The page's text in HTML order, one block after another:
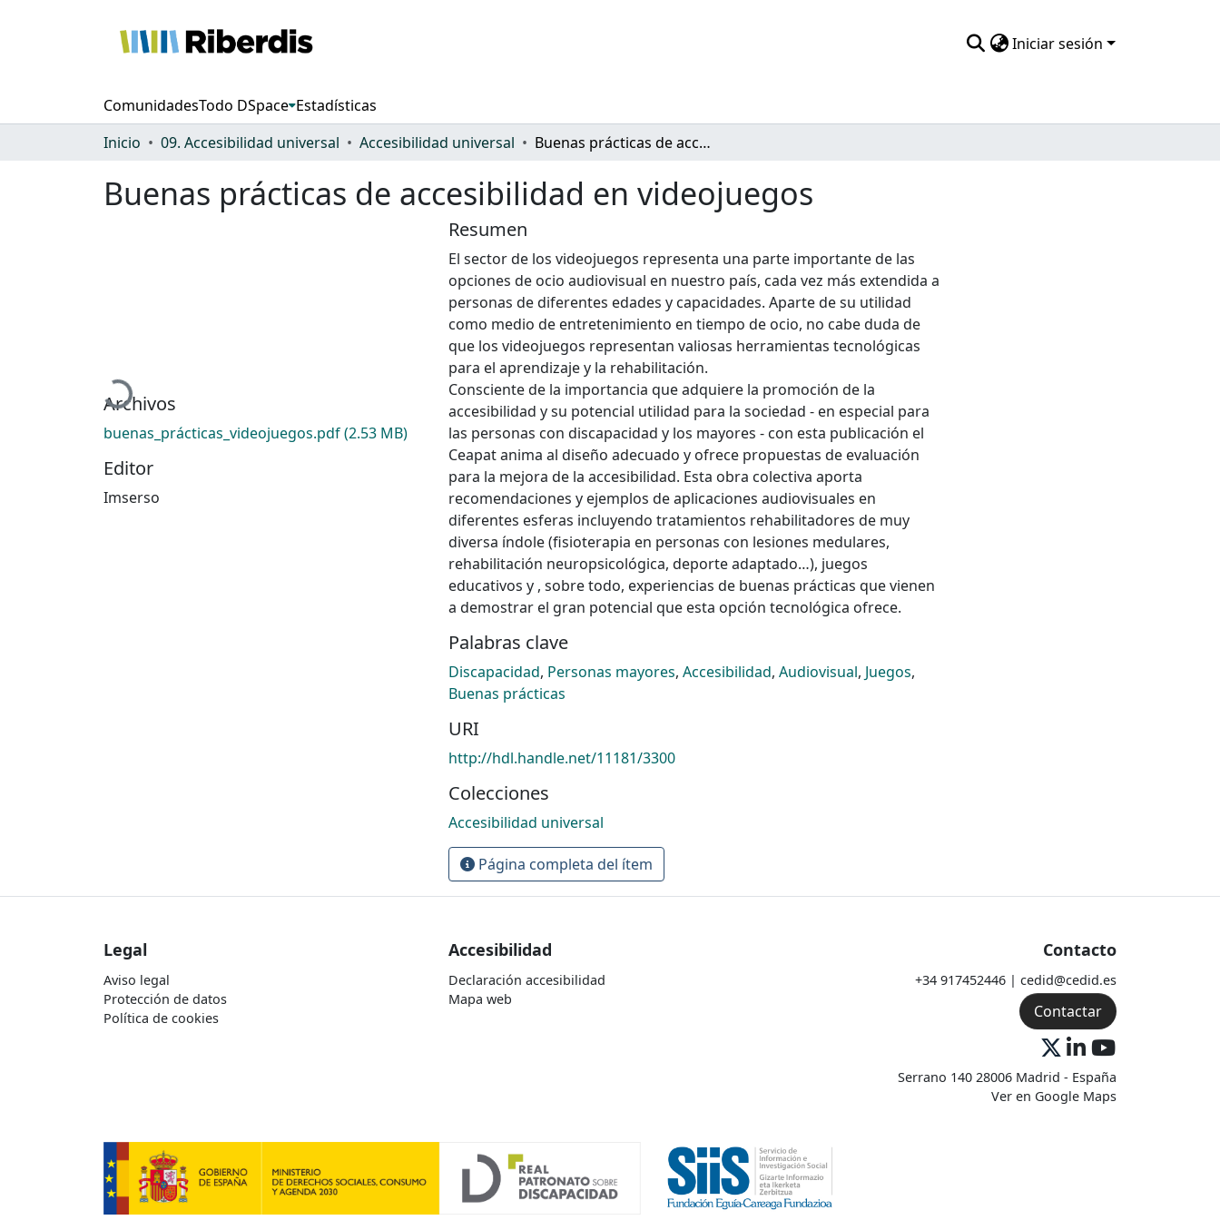
Iniciar sesión
ComunidadesTodo DSpace Estadísticas
Inicio
09. Accesibilidad universal Accesibilidad universal Buenas prácticas de accesibilidad en videojuegos
Buenas prácticas de accesibilidad en videojuegos
Cargando...
Archivos
buenas_prácticas_videojuegos.pdf(2.53 MB)
Editor
Imserso
Resumen
El sector de los videojuegos representa una parte importante de las
opciones de ocio audiovisual en nuestro país, cada vez más extendida a
personas de diferentes edades y capacidades. Aparte de su utilidad
como medio de entretenimiento en tiempo de ocio, no cabe duda de
que los videojuegos representan valiosas herramientas tecnológicas
para el aprendizaje y la rehabilitación.
Consciente de la importancia que adquiere la promoción de la
accesibilidad y su potencial utilidad para la sociedad - en especial para
las personas con discapacidad y los mayores - con esta publicación el
Ceapat anima al diseño adecuado y ofrece propuestas de evaluación
para la mejora de la accesibilidad. Esta obra colectiva aporta
recomendaciones y ejemplos de aplicaciones audiovisuales en
diferentes esferas incluyendo tratamientos rehabilitadores de muy
diversa índole (fisioterapia en personas con lesiones medulares,
rehabilitación neuropsicológica, deporte adaptado…), juegos
educativos y , sobre todo, experiencias de buenas prácticas que vienen
a demostrar el gran potencial que esta opción tecnológica ofrece.
Palabras clave
Discapacidad, Personas mayores, Accesibilidad, Audiovisual, Juegos,
Buenas prácticas
URI
http://hdl.handle.net/11181/3300
Colecciones
Accesibilidad universal
Página completa del ítem
Legal
Aviso legal
Protección de datos
Política de cookies
Accesibilidad
Declaración accesibilidad
Mapa web
Contacto
+34 917452446 | cedid@cedid.es
Contactar
Serrano 140 28006 Madrid - España
Ver en Google Maps